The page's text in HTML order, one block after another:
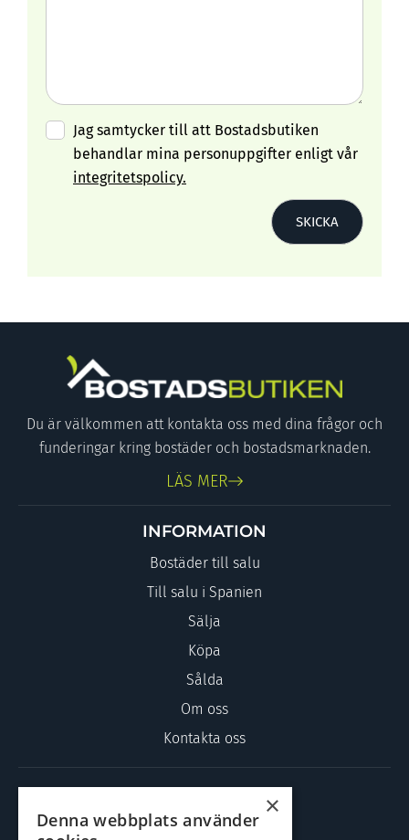
Jag samtycker till att Bostadsbutiken
behandlar mina personuppgifter enligt vår
integritetspolicy.
Du är välkommen att kontakta oss med dina frågor och
funderingar kring bostäder och bostadsmarknaden.
LÄS MER
INFORMATION
Bostäder till salu
Till salu i Spanien
Sälja
Köpa
Sålda
Om oss
Kontakta oss
KONTAKTA OSS
Kilbäcksgatan 17
×
Denna webbplats använder